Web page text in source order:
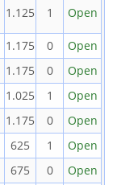
1.125 1 Open
1.175 0
Open
1.175 0
Open
1.025 1
Open
1.175 0
Open
625 1
Open
675 0
Open